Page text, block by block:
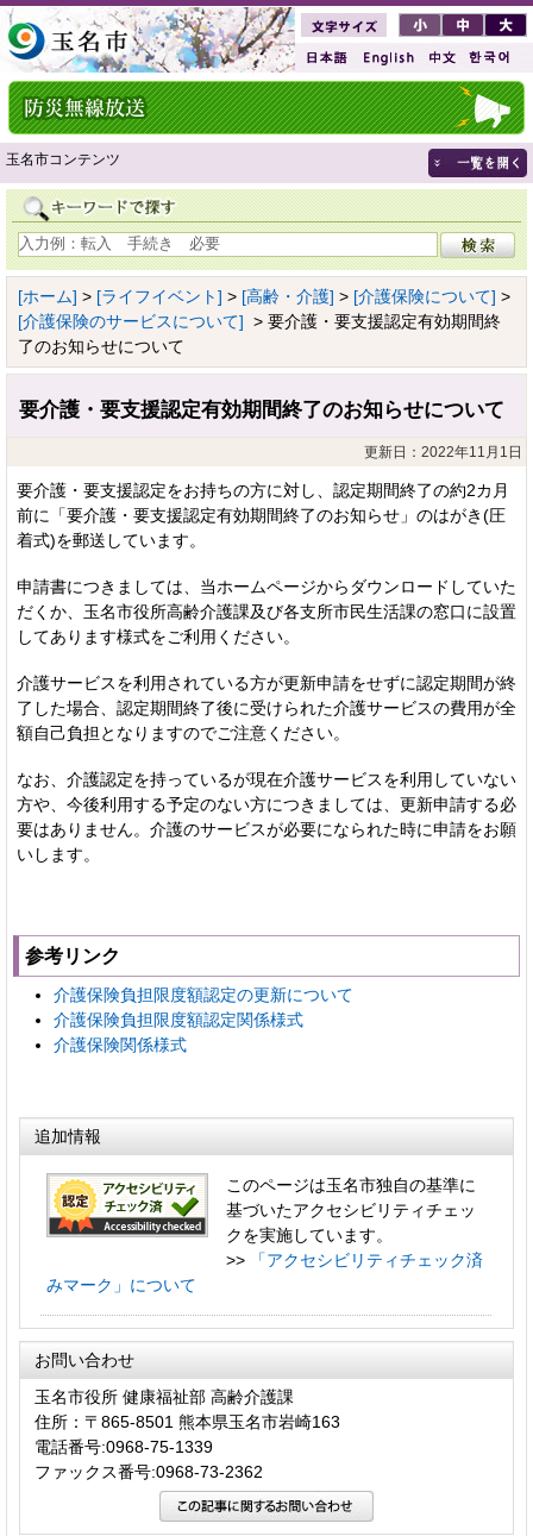
玉名市コンテンツ
[ホーム] > [ライフイベント] > [高齢・介護] > [介護保険について] >
[介護保険のサービスについて] > 要介護・要支援認定有効期間終
了のお知らせについて
要介護・要支援認定有効期間終了のお知らせについて
更新日：2022年11月1日
要介護・要支援認定をお持ちの方に対し、認定期間終了の約2カ月
前に「要介護・要支援認定有効期間終了のお知らせ」のはがき(圧
着式)を郵送しています。
申請書につきましては、当ホームページからダウンロードしていた
だくか、玉名市役所高齢介護課及び各支所市民生活課の窓口に設置
してあります様式をご利用ください。
介護サービスを利用されている方が更新申請をせずに認定期間が終
了した場合、認定期間終了後に受けられた介護サービスの費用が全
額自己負担となりますのでご注意ください。
なお、介護認定を持っているが現在介護サービスを利用していない
方や、今後利用する予定のない方につきましては、更新申請する必
要はありません。介護のサービスが必要になられた時に申請をお願
いします。
参考リンク
介護保険負担限度額認定の更新について
介護保険負担限度額認定関係様式
介護保険関係様式
追加情報
このページは玉名市独自の基準に
基づいたアクセシビリティチェッ
クを実施しています。
>>
「アクセシビリティチェック済
みマーク」について
お問い合わせ
玉名市役所 健康福祉部 高齢介護課
住所：〒865-8501 熊本県玉名市岩崎163
電話番号:0968-75-1339
ファックス番号:0968-73-2362